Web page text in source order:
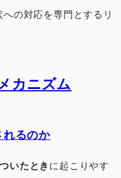
の対応を専門とするリ
カニズム
れるのか
いたとき に起こりやす